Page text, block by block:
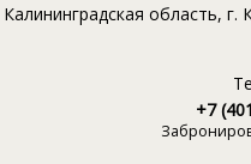
Калининградская область, г.
+7